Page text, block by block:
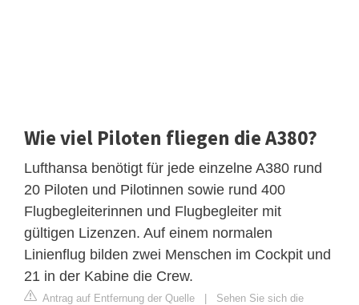
Wie viel Piloten fliegen die A380?
Lufthansa benötigt für jede einzelne A380 rund
20 Piloten und Pilotinnen sowie rund 400
Flugbegleiterinnen und Flugbegleiter mit
gültigen Lizenzen. Auf einem normalen
Linienflug bilden zwei Menschen im Cockpit und
21 in der Kabine die Crew.
Antrag auf Entfernung der Quelle | Sehen Sie sich die